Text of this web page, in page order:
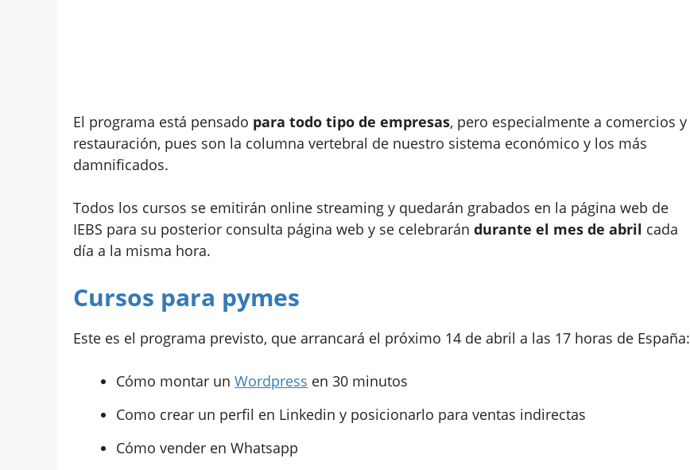
El programa está pensado para todo tipo de empresas, pero especialmente a comercios y
restauración, pues son la columna vertebral de nuestro sistema económico y los más
damnificados.
Todos los cursos se emitirán online streaming y quedarán grabados en la página web de
IEBS para su posterior consulta página web y se celebrarán durante el mes de abril cada
día a la misma hora.
Cursos para pymes
Este es el programa previsto, que arrancará el próximo 14 de abril a las 17 horas de España:
Cómo montar un Wordpress en 30 minutos
Como crear un perfil en Linkedin y posicionarlo para ventas indirectas
Cómo vender en Whatsapp